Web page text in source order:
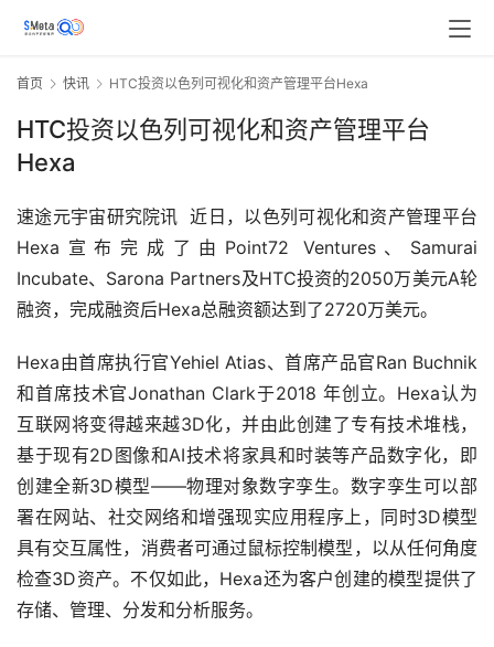
首页 快讯 HTC投资以色列可视化和资产管理平台Hexa
HTC投资以色列可视化和资产管理平台
Hexa
速途元宇宙研究院讯  近日，以色列可视化和资产管理平台
Hexa宣布完成了由Point72 Ventures、Samurai
Incubate、Sarona Partners及HTC投资的2050万美元A轮
融资，完成融资后Hexa总融资额达到了2720万美元。
Hexa由首席执行官Yehiel Atias、首席产品官Ran Buchnik
和首席技术官Jonathan Clark于2018 年创立。Hexa认为
互联网将变得越来越3D化，并由此创建了专有技术堆栈，
基于现有2D图像和AI技术将家具和时装等产品数字化，即
创建全新3D模型——物理对象数字孪生。数字孪生可以部
署在网站、社交网络和增强现实应用程序上，同时3D模型
具有交互属性，消费者可通过鼠标控制模型，以从任何角度
检查3D资产。不仅如此，Hexa还为客户创建的模型提供了
存储、管理、分发和分析服务。